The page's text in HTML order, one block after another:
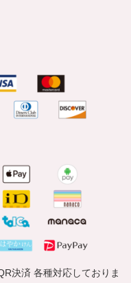
決済 各種対応しておりま